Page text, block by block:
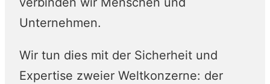
Unternehmen.
Wir tun dies mit der Sicherheit und
Expertise zweier Weltkonzerne: der